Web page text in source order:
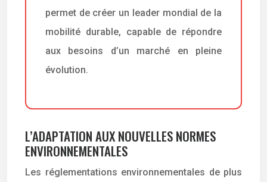
permet de créer un leader mondial de la
mobilité durable, capable de répondre
aux besoins d’un marché en pleine
évolution.
L’ADAPTATION AUX NOUVELLES NORMES
ENVIRONNEMENTALES
Les réglementations environnementales de plus